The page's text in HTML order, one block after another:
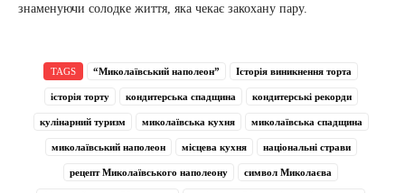
знаменуючи солодке життя, яка чекає закохану пару.
TAGS “Миколаївський наполеон” Історія виникнення торта
історія торту кондитерська спадщина кондитерські рекорди
кулінарний туризм миколаївська кухня миколаївська спадщина
миколаївський наполеон місцева кухня національні страви
рецепт Миколаївського наполеону символ Миколаєва